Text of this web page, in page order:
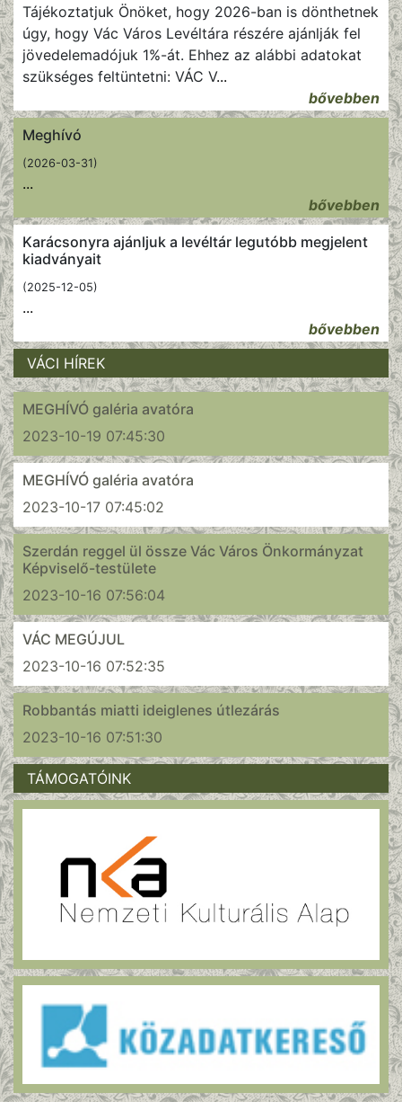
Tájékoztatjuk Önöket, hogy 2026-ban is dönthetnek
úgy, hogy Vác Város Levéltára részére ajánlják fel
jövedelemadójuk 1%-át. Ehhez az alábbi adatokat
szükséges feltüntetni: VÁC V...
bővebben
Meghívó
(2026-03-31)
...
bővebben
Karácsonyra ajánljuk a levéltár legutóbb megjelent
kiadványait
(2025-12-05)
...
bővebben
VÁCI HÍREK
MEGHÍVÓ galéria avatóra
2023-10-19 07:45:30
MEGHÍVÓ galéria avatóra
2023-10-17 07:45:02
Szerdán reggel ül össze Vác Város Önkormányzat
Képviselő-testülete
2023-10-16 07:56:04
VÁC MEGÚJUL
2023-10-16 07:52:35
Robbantás miatti ideiglenes útlezárás
2023-10-16 07:51:30
TÁMOGATÓINK